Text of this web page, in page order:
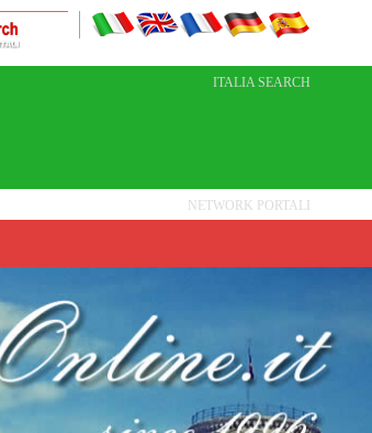
ITALIA SEARCH
NETWORK PORTALI